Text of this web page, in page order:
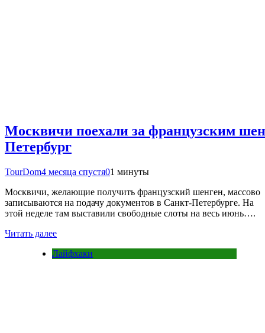
Москвичи поехали за французским
Петербург
TourDom4 месяца спустя01 минуты
Москвичи, желающие получить французский шенген, массово
записываются на подачу документов в Санкт-Петербурге. На
этой неделе там выставили свободные слоты на весь июнь….
Читать далее
Лайфхаки